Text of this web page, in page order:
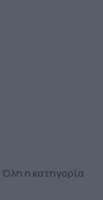
Όλη η κατηγορία